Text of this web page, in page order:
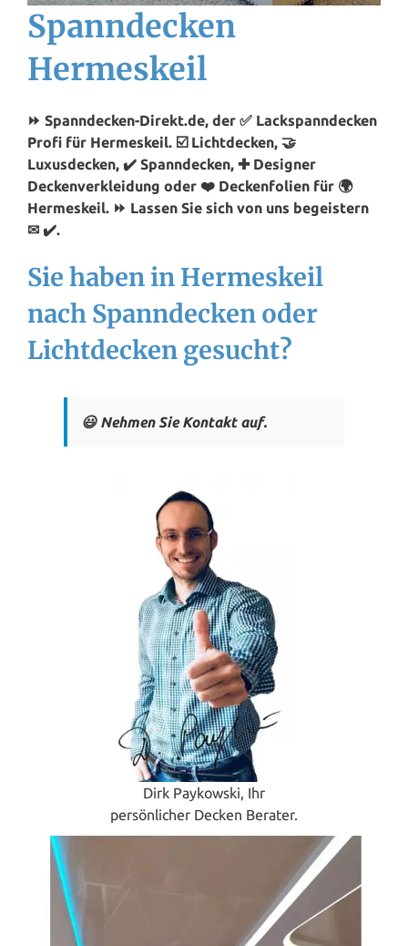
Spanndecken
Hermeskeil
⏩ Spanndecken-Direkt.de, der ✅ Lackspanndecken
Profi für Hermeskeil. ☑️ Lichtdecken, 🤝
Luxusdecken, ✔️ Spanndecken, ✚ Designer
Deckenverkleidung oder ❤️ Deckenfolien für 🌍
Hermeskeil. ⏩ Lassen Sie sich von uns begeistern
✉ ✔️.
Sie haben in Hermeskeil
nach Spanndecken oder
Lichtdecken gesucht?
😃 Nehmen Sie Kontakt auf.
Dirk Paykowski, Ihr
persönlicher Decken Berater.